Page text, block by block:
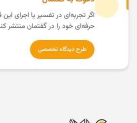
اگر تجربه‌ای در تفسیر یا اجرای این
حرفه‌ای خود را در گفتمان منتشر
طرح دیدگاه تخصصی